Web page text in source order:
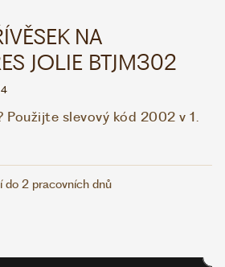
NA
JOLIE BTJM302
Použijte slevový kód 2002 v 1.
2 pracovních dnů